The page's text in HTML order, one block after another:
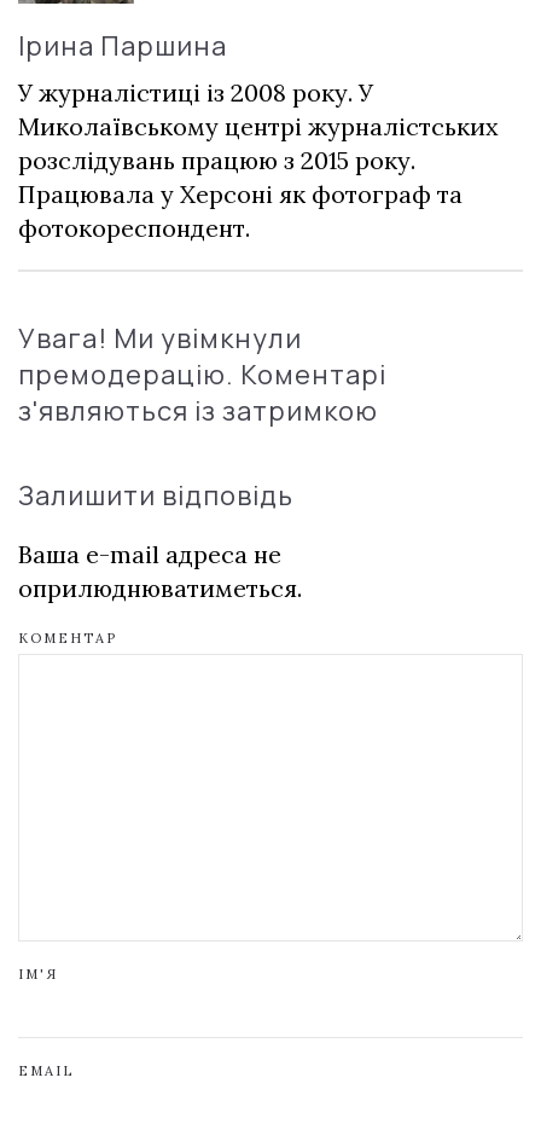
Ірина Паршина
У журналістиці із 2008 року. У
Миколаївському центрі журналістських
розслідувань працюю з 2015 року.
Працювала у Херсоні як фотограф та
фотокореспондент.
Увага! Ми увімкнули
премодерацію. Коментарі
з'являються із затримкою
Залишити відповідь
Ваша e-mail адреса не
оприлюднюватиметься.
КОМЕНТАР
ІМ'Я
EMAIL